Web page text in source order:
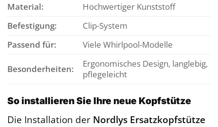
Material:
Hochwertiger Kunststoff
Befestigung:
Clip-System
Passend für:
Viele Whirlpool-Modelle
Besonderheiten:
Ergonomisches Design, langlebig,
pflegeleicht
So installieren Sie Ihre neue Kopfstütze
Die Installation der Nordlys Ersatzkopfstütze